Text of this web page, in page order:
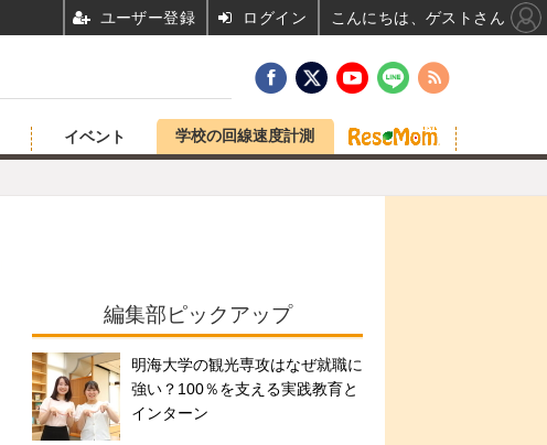
イベント 学校の回線速度計測
編集部ピックアップ
明海大学の観光専攻はなぜ就職に
強い？100％を支える実践教育と
インターン
ユーザー登録 ログイン こんにちは、ゲストさん